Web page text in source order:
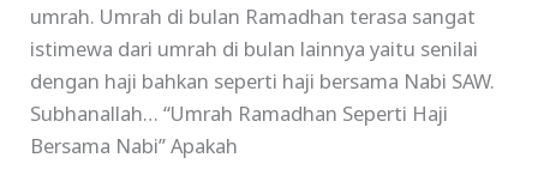
umrah. Umrah di bulan Ramadhan terasa sangat
istimewa dari umrah di bulan lainnya yaitu senilai
dengan haji bahkan seperti haji bersama Nabi SAW.
Subhanallah… “Umrah Ramadhan Seperti Haji
Bersama Nabi” Apakah